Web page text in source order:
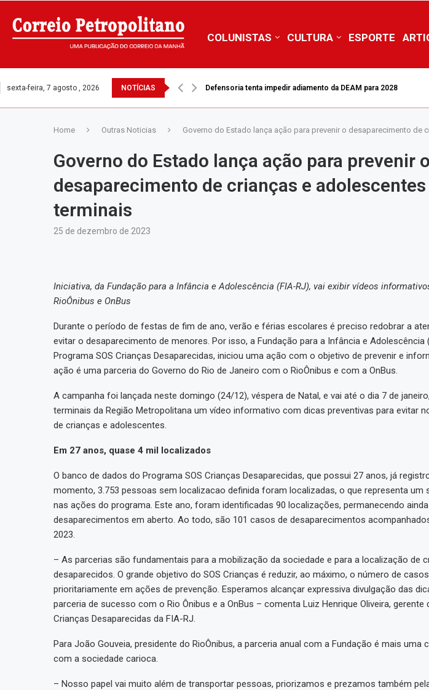
COLUNISTAS CULTURA ESPORTE
sexta-feira, 7 agosto , 2026 NOTÍCIAS Defensoria tenta impedir adiamento da DEAM para 2028
Home Outras Noticias Governo do Estado lança ação para prevenir o desaparecimento de
Governo do Estado lança ação para prevenir o
desaparecimento de crianças e
terminais
25 de dezembro de 2023
Iniciativa, da Fundação para a Infância e Adolescência (FIA-RJ), vai exibir vídeos
RioÔnibus e OnBus
Durante o período de festas de fim de ano, verão e férias escolares é preciso redobrar a
evitar o desaparecimento de menores. Por isso, a Fundação para a Infância e Adolescência
Programa SOS Crianças Desaparecidas, iniciou uma ação com o objetivo de prevenir e
ação é uma parceria do Governo do Rio de Janeiro com o RioÔnibus e com a OnBus.
A campanha foi lançada neste domingo (24/12), véspera de Natal, e vai até o dia 7 de
terminais da Região Metropolitana um vídeo informativo com dicas preventivas para evitar
de crianças e adolescentes.
Em 27 anos, quase 4 mil localizados
O banco de dados do Programa SOS Crianças Desaparecidas, que possui 27 anos, já
momento, 3.753 pessoas sem localizacao definida foram localizadas, o que representa um
nas ações do programa. Este ano, foram identificadas 90 localizações, permanecendo
desaparecimentos em aberto. Ao todo, são 101 casos de desaparecimentos
2023.
– As parcerias são fundamentais para a mobilização da sociedade e para a localização de
desaparecidos. O grande objetivo do SOS Crianças é reduzir, ao máximo, o número de
prioritariamente em ações de prevenção. Esperamos alcançar expressiva divulgação das
parceria de sucesso com o Rio Ônibus e a OnBus – comenta Luiz Henrique Oliveira, gerente
Crianças Desaparecidas da FIA-RJ.
Para João Gouveia, presidente do RioÔnibus, a parceria anual com a Fundação é mais uma
com a sociedade carioca.
– Nosso papel vai muito além de transportar pessoas, priorizamos e prezamos também